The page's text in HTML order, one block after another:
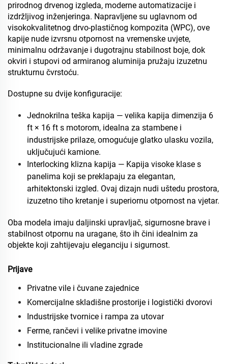
prirodnog drvenog izgleda, moderne automatizacije i
izdržljivog inženjeringa. Napravljene su uglavnom od
visokokvalitetnog drvo-plastičnog kompozita (WPC), ove
kapije nude izvrsnu otpornost na vremenske uvjete,
minimalnu održavanje i dugotrajnu stabilnost boje, dok
okviri i stupovi od armiranog aluminija pružaju izuzetnu
strukturnu čvrstoću.
Dostupne su dvije konfiguracije:
Jednokrilna teška kapija — velika kapija dimenzija 6
ft × 16 ft s motorom, idealna za stambene i
industrijske prilaze, omogućuje glatko ulasku vozila,
uključujući kamione.
Interlocking klizna kapija — Kapija visoke klase s
panelima koji se preklapaju za elegantan,
arhitektonski izgled. Ovaj dizajn nudi uštedu prostora,
izuzetno tiho kretanje i superiornu otpornost na vjetar.
Oba modela imaju daljinski upravljač, sigurnosne brave i
stabilnost otpornu na uragane, što ih čini idealnim za
objekte koji zahtijevaju eleganciju i sigurnost.
Prijave
Privatne vile i čuvane zajednice
Komercijalne skladišne prostorije i logistički dvorovi
Industrijske tvornice i rampa za utovar
Ferme, rančevi i velike privatne imovine
Institucionalne ili vladine zgrade